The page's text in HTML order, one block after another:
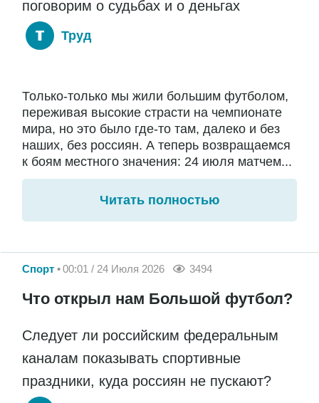
поговорим о судьбах и о деньгах
Труд
Только-только мы жили большим футболом,
переживая высокие страсти на чемпионате
мира, но это было где-то там, далеко и без
наших, без россиян. А теперь возвращаемся
к боям местного значения: 24 июля матчем...
Читать полностью
Спорт 00:01 / 24 Июля 2026 3494
Что открыл нам Большой футбол?
Следует ли российским федеральным
каналам показывать спортивные
праздники, куда россиян не пускают?